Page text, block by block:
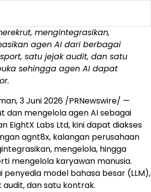
mengintegrasikan,
agen AI dari berbagai
satu jejak audit, dan satu
sehingga agen AI dapat
3 Juni 2026 /PRNewswire/ —
mengelola agen AI sebagai
EightX Labs Ltd, kini dapat diakses
agnt8x, kalangan perusahaan
mengelola, hingga
mengelola karyawan manusia.
model bahasa besar (LLM),
dan satu kontrak.